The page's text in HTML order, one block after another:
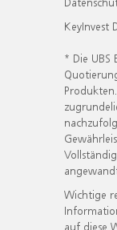
KeyInvest
* Die UBS
Wichtige
auf diese